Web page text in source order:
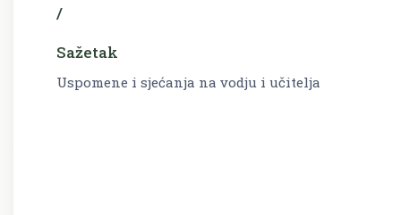
/
Sažetak
Uspomene i sjećanja na vodju i učitelja